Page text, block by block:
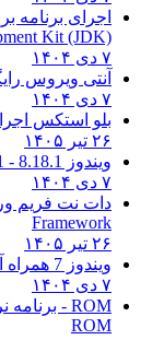
اجرای برنامه
Kit (JDK)
۷ دی ۱۴۰۴
آنتی ویروس
۷ دی ۱۴۰۴
بلو استکس
۲۶ تیر ۱۴۰۵
ویندوز 8.1
8.1 - Microsoft Windows 8.1
۷ دی ۱۴۰۴
دات نت فریم
Framework
۲۶ تیر ۱۴۰۵
ویندوز 7 همراه آپدیت 7 SP1
۷ دی ۱۴۰۴
ROM - برنامه نرو | ابزار رایت حرفه ای و
ROM